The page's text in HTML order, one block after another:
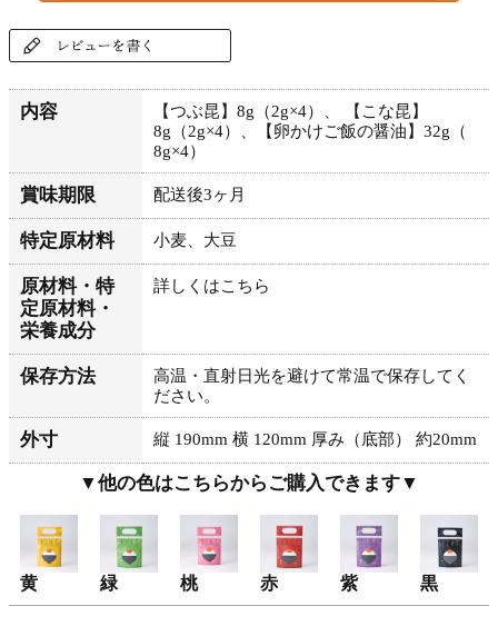
内容
【つぶ昆】8g（2g×4）、 【こな昆】
8g（2g×4）、【卵かけご飯の醤油】32g（
8g×4）
賞味期限 配送後3ヶ月
特定原材料 小麦、大豆
原材料・特
定原材料・
栄養成分
詳しくはこちら
保存方法
高温・直射日光を避けて常温で保存してく
ださい。
外寸 縦 190mm 横 120mm 厚み（底部） 約20mm
▼他の色はこちらからご購入できます▼
黄 緑 桃 赤 紫 黒